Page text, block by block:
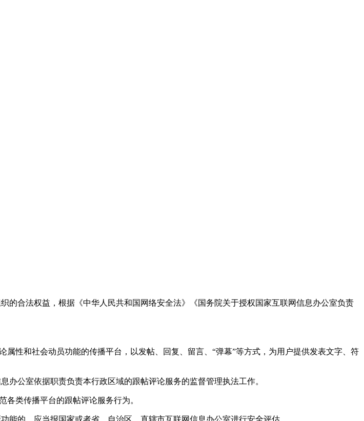
合法权益，根据《中华人民共和国网络安全法》《国务院关于授权国家互联网信息办公室负责
性和社会动员功能的传播平台，以发帖、回复、留言、“弹幕”等方式，为用户提供发表文字、符
公室依据职责负责本行政区域的跟帖评论服务的监督管理执法工作。
类传播平台的跟帖评论服务行为。
的，应当报国家或者省、自治区、直辖市互联网信息办公室进行安全评估。